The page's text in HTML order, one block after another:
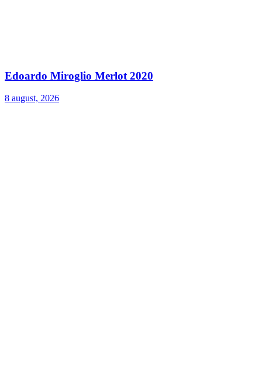
Edoardo Miroglio Merlot 2020
8 august, 2026